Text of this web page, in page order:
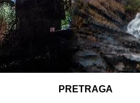
PRETRAGA